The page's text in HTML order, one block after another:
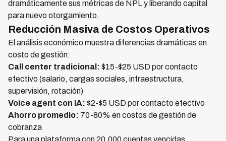
dramáticamente sus métricas de NPL y liberando capital
para nuevo otorgamiento.
Reducción Masiva de Costos Operativos
El análisis económico muestra diferencias dramáticas en
costo de gestión:
Call center tradicional: $15-$25 USD por contacto
efectivo (salario, cargas sociales, infraestructura,
supervisión, rotación)
Voice agent con IA: $2-$5 USD por contacto efectivo
Ahorro promedio: 70-80% en costos de gestión de
cobranza